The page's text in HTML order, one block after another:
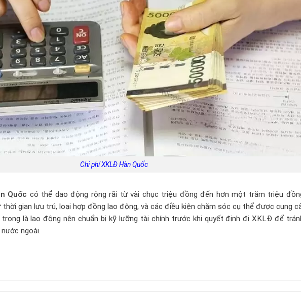
Chi phí XKLĐ Hàn Quốc
Quốc có thể dao động rộng rãi từ vài chục triệu đồng đến hơn một trăm triệu
gian lưu trú, loại hợp đồng lao động, và các điều kiện chăm sóc cụ thể được cung
trọng là lao động nên chuẩn bị kỹ lưỡng tài chính trước khi quyết định đi XKLĐ để
ngoài.